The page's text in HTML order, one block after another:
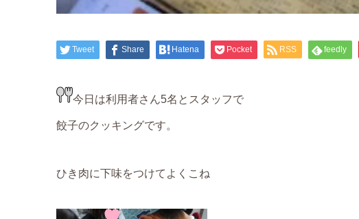
Tweet Share Hatena Pocket RSS feedly
今日は利用者さん5名とスタッフで
餃子のクッキングです。
ひき肉に下味をつけてよくこね